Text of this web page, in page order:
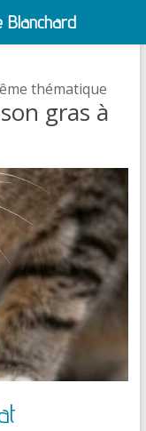
thématique
gras à
Blanchard